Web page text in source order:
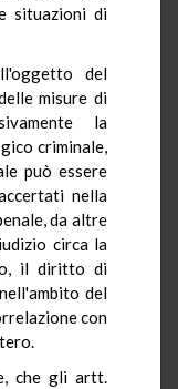
situazioni di
del
misure di
la
criminale,
può essere
nella
da altre
circa la
il diritto di
del
con
che gli artt.